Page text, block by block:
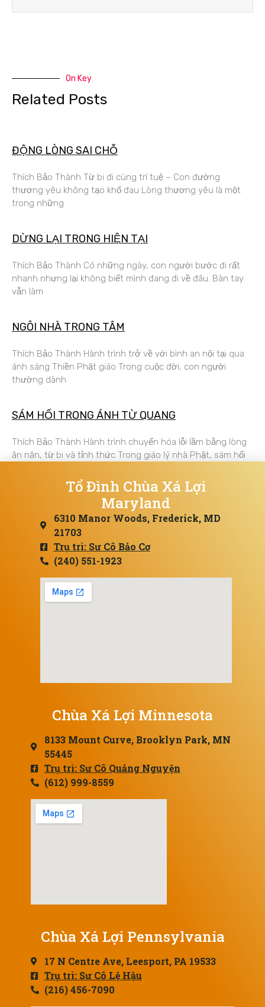
On Key
Related Posts
ĐỘNG LÒNG SAI CHỖ
Thích Bảo Thành Từ bi đi cùng trí tuệ – Con đường
thương yêu không tạo khổ đau Lòng thương yêu là một
trong những
DỪNG LẠI TRONG HIỆN TẠI
Thích Bảo Thành Có những ngày, con người bước đi rất
nhanh nhưng lại không biết mình đang đi về đâu. Bàn tay
vẫn làm
NGÔI NHÀ TRONG TÂM
Thích Bảo Thành Hành trình trở về với bình an nội tại qua
ánh sáng Thiền Phật giáo Trong cuộc đời, con người
thường dành
SÁM HỐI TRONG ÁNH TỪ QUANG
Thích Bảo Thành Hành trình chuyển hóa lỗi lầm bằng lòng
ăn năn, từ bi và tỉnh thức Trong giáo lý nhà Phật, sám hối
Tổ Đình Chùa Xá Lợi
Maryland
6310 Manor Woods, Frederick, MD
21703
Trụ trì: Sư Cô Bảo Cơ
(240) 551-1923
Chùa Xá Lợi Minnesota
8133 Mount Curve, Brooklyn Park, MN
55445
Trụ trì: Sư Cô Quảng Nguyện
(612) 999-8559
Chùa Xá Lợi Pennsylvania
17 N Centre Ave, Leesport, PA 19533
Trụ trì: Sư Cô Lệ Hậu
(216) 456-7090